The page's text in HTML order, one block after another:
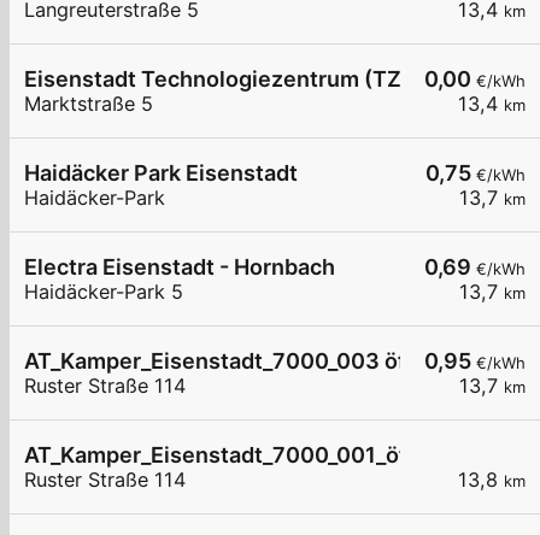
13,4 km
Langreuterstraße 5
0,00 €/kWh
13,4 km
Eisenstadt Technologiezentrum (TZE)
Marktstraße 5
0,75 €/kWh
13,7 km
Haidäcker Park Eisenstadt
Haidäcker-Park
0,69 €/kWh
13,7 km
Electra Eisenstadt - Hornbach
Haidäcker-Park 5
0,95 €/kWh
13,7 km
AT_Kamper_Eisenstadt_7000_003 öffentlich
Ruster Straße 114
13,8 km
AT_Kamper_Eisenstadt_7000_001_öffentlich
Ruster Straße 114